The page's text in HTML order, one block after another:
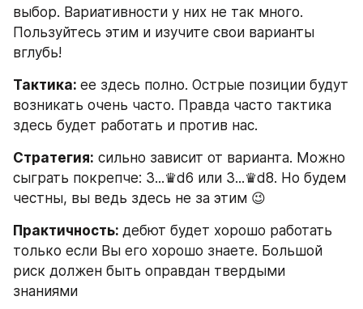
выбор. Вариативности у них не так много.
Пользуйтесь этим и изучите свои варианты
вглубь!
Тактика: ее здесь полно. Острые позиции будут
возникать очень часто. Правда часто тактика
здесь будет работать и против нас.
Стратегия: сильно зависит от варианта. Можно
сыграть покрепче: 3...♛d6 или 3...♛d8. Но будем
честны, вы ведь здесь не за этим 😉
Практичность: дебют будет хорошо работать
только если Вы его хорошо знаете. Большой
риск должен быть оправдан твердыми
знаниями